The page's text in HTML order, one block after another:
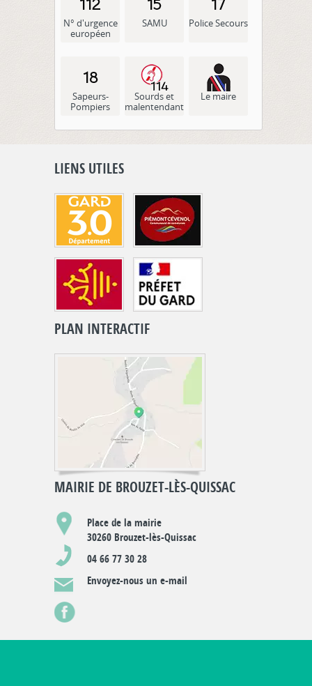
N° d'urgence
européen
SAMU Police Secours
Sapeurs-
Pompiers
Sourds et
malentendants
Le maire
LIENS UTILES
PLAN INTERACTIF
MAIRIE DE BROUZET-LÈS-QUISSAC
Place de la mairie
30260 Brouzet-lès-Quissac
04 66 77 30 28
Envoyez-nous un e-mail